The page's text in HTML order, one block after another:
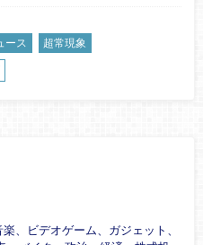
ース
超常現象
、ビデオゲーム、ガジェット、